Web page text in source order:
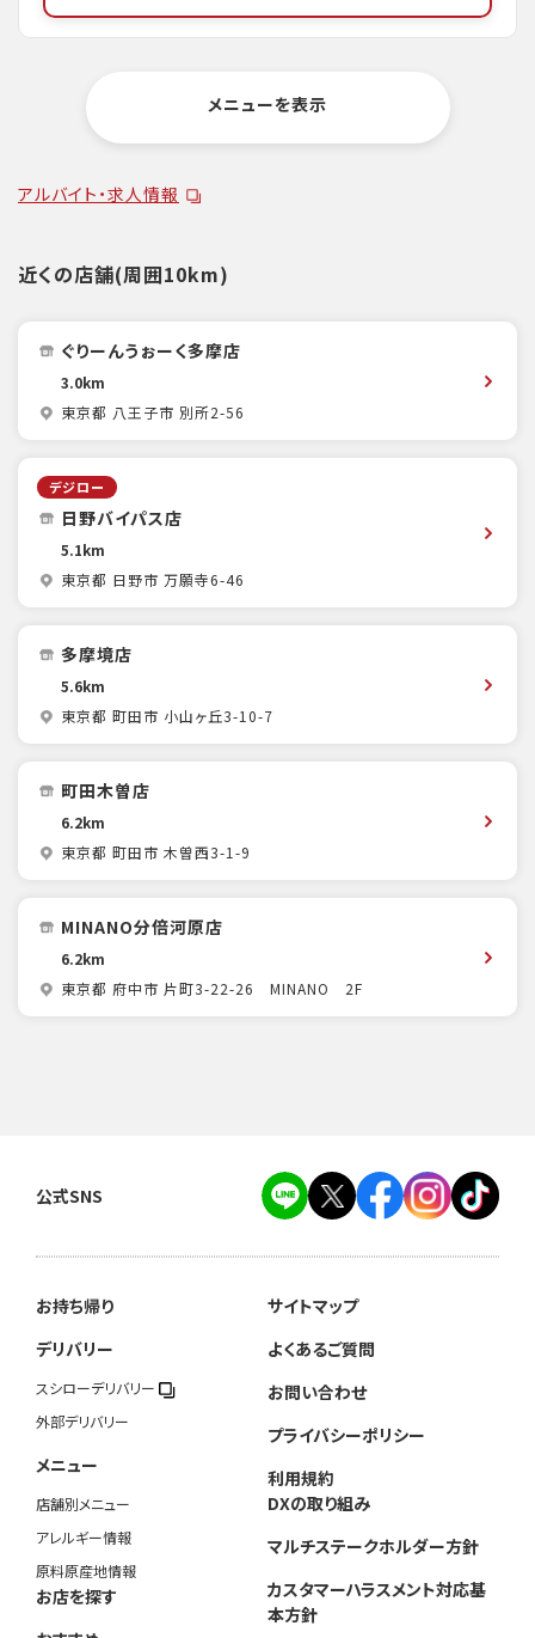
メニューを表示
アルバイト・求人情報
近くの店舗(周囲10km)
ぐりーんうぉーく多摩店
3.0km
東京都 八王子市 別所2-56
デジロー
日野バイパス店
5.1km
東京都 日野市 万願寺6-46
多摩境店
5.6km
東京都 町田市 小山ヶ丘3-10-7
町田木曽店
6.2km
東京都 町田市 木曽西3-1-9
MINANO分倍河原店
6.2km
東京都 府中市 片町3-22-26 MINANO 2F
公式SNS
お持ち帰り
デリバリー
スシローデリバリー
外部デリバリー
メニュー
店舗別メニュー
アレルギー情報
原料原産地情報
お店を探す
サイトマップ
よくあるご質問
お問い合わせ
プライバシーポリシー
利用規約
DXの取り組み
マルチステークホルダー方針
カスタマーハラスメント対応基
本方針